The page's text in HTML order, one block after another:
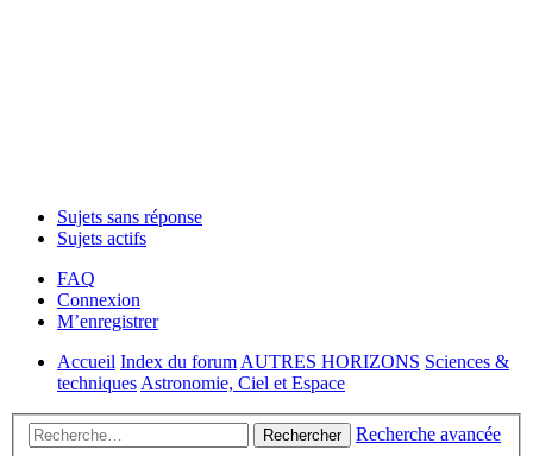
Sujets sans réponse
Sujets actifs
FAQ
Connexion
M’enregistrer
Accueil Index du forum AUTRES HORIZONS Sciences &
techniques Astronomie, Ciel et Espace
Rechercher Recherche avancée